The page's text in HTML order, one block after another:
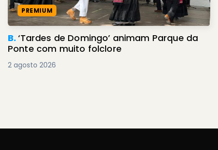
PREMIUM
B.‘Tardes de Domingo’ animam Parque da
Ponte com muito folclore
2 agosto 2026